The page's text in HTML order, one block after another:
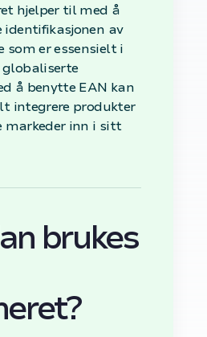
hjelper til med å
identifikasjonen av
som er essensielt i
globaliserte
å benytte EAN kan
integrere produkter
markeder inn i sitt
brukes